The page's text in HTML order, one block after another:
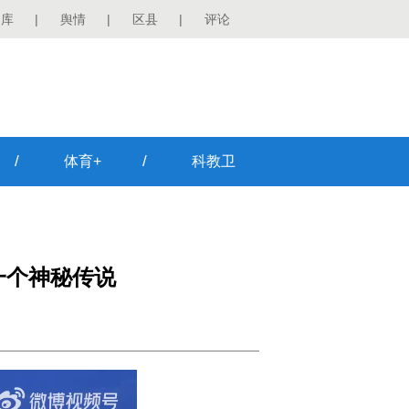
| 舆情 | 区县 | 评论
/ 体育+ / 科教卫
神秘传说